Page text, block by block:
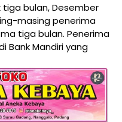
bulan, Desember
masing penerima
tiga bulan. Penerima
Bank Mandiri yang